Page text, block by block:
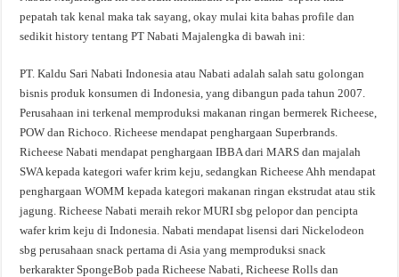
pepatah tak kenal maka tak sayang, okay mulai kita bahas profile dan
sedikit history tentang PT Nabati Majalengka di bawah ini:
PT. Kaldu Sari Nabati Indonesia atau Nabati adalah salah satu golongan
bisnis produk konsumen di Indonesia, yang dibangun pada tahun 2007.
Perusahaan ini terkenal memproduksi makanan ringan bermerek Richeese,
POW dan Richoco. Richeese mendapat penghargaan Superbrands.
Richeese Nabati mendapat penghargaan IBBA dari MARS dan majalah
SWA kepada kategori wafer krim keju, sedangkan Richeese Ahh mendapat
penghargaan WOMM kepada kategori makanan ringan ekstrudat atau stik
jagung. Richeese Nabati meraih rekor MURI sbg pelopor dan pencipta
wafer krim keju di Indonesia. Nabati mendapat lisensi dari Nickelodeon
sbg perusahaan snack pertama di Asia yang memproduksi snack
berkarakter SpongeBob pada Richeese Nabati, Richeese Rolls dan